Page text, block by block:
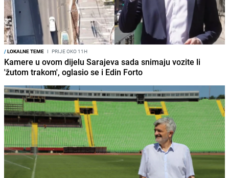
/LOKALNE TEME I PRIJE OKO 11H
Kamere u ovom dijelu Sarajeva sada snimaju vozite li
'žutom trakom', oglasio se i Edin Forto